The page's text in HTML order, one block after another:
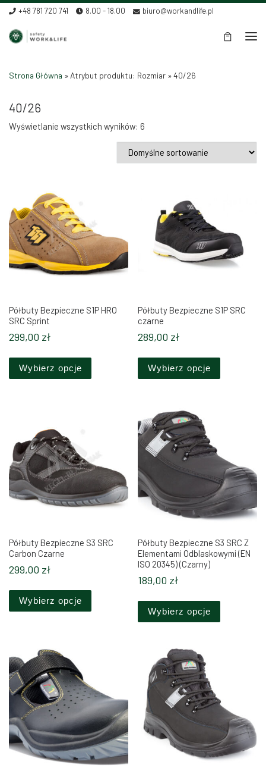
Skip to content
+48 781 720 741 8.00 - 18.00 biuro@workandlife.pl
Strona Główna » Atrybut produktu: Rozmiar »40/26
40/26
Wyświetlanie wszystkich wyników: 6
Półbuty Bezpieczne S1P HRO
SRC Sprint
299,00 zł
Wybierz opcje
Półbuty Bezpieczne S1P SRC
czarne
289,00 zł
Wybierz opcje
Półbuty Bezpieczne S3 SRC
Carbon Czarne
299,00 zł
Wybierz opcje
Ten produkt ma wiele wariantów. Opcje
Półbuty Bezpieczne S3 SRC Z
Elementami Odblaskowymi (EN
ISO 20345) (Czarny)
189,00 zł
Wybierz opcje